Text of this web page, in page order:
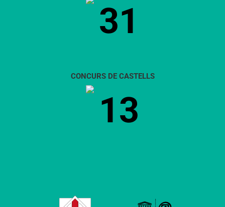
31
CONCURS DE CASTELLS
13